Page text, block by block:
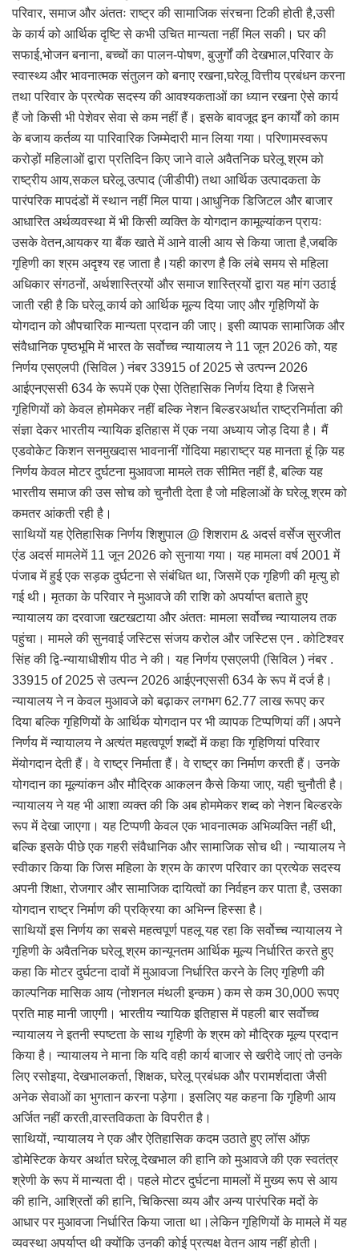
परिवार, समाज और अंततः राष्ट्र की सामाजिक संरचना टिकी होती है,उसी
के कार्य को आर्थिक दृष्टि से कभी उचित मान्यता नहीं मिल सकी। घर की
सफाई,भोजन बनाना, बच्चों का पालन-पोषण, बुजुर्गों की देखभाल,परिवार के
स्वास्थ्य और भावनात्मक संतुलन को बनाए रखना,घरेलू वित्तीय प्रबंधन करना
तथा परिवार के प्रत्येक सदस्य की आवश्यकताओं का ध्यान रखना ऐसे कार्य
हैं जो किसी भी पेशेवर सेवा से कम नहीं हैं। इसके बावजूद इन कार्यों को काम
के बजाय कर्तव्य या पारिवारिक जिम्मेदारी मान लिया गया। परिणामस्वरूप
करोड़ों महिलाओं द्वारा प्रतिदिन किए जाने वाले अवैतनिक घरेलू श्रम को
राष्ट्रीय आय,सकल घरेलू उत्पाद (जीडीपी) तथा आर्थिक उत्पादकता के
पारंपरिक मापदंडों में स्थान नहीं मिल पाया।आधुनिक डिजिटल और बाजार
आधारित अर्थव्यवस्था में भी किसी व्यक्ति के योगदान कामूल्यांकन प्रायः
उसके वेतन,आयकर या बैंक खाते में आने वाली आय से किया जाता है,जबकि
गृहिणी का श्रम अदृश्य रह जाता है।यही कारण है कि लंबे समय से महिला
अधिकार संगठनों, अर्थशास्त्रियों और समाज शास्त्रियों द्वारा यह मांग उठाई
जाती रही है कि घरेलू कार्य को आर्थिक मूल्य दिया जाए और गृहिणियों के
योगदान को औपचारिक मान्यता प्रदान की जाए। इसी व्यापक सामाजिक और
संवैधानिक पृष्ठभूमि में भारत के सर्वोच्च न्यायालय ने 11 जून 2026 को, यह
निर्णय एसएलपी (सिविल ) नंबर 33915 of 2025 से उत्पन्न 2026
आईएनएससी 634 के रूपमें एक ऐसा ऐतिहासिक निर्णय दिया है जिसने
गृहिणियों को केवल होममेकर नहीं बल्कि नेशन बिल्डरअर्थात राष्ट्रनिर्माता की
संज्ञा देकर भारतीय न्यायिक इतिहास में एक नया अध्याय जोड़ दिया है। मैं
एडवोकेट किशन सनमुखदास भावनानीं गोंदिया महाराष्ट्र यह मानता हूं क़ि यह
निर्णय केवल मोटर दुर्घटना मुआवजा मामले तक सीमित नहीं है, बल्कि यह
भारतीय समाज की उस सोच को चुनौती देता है जो महिलाओं के घरेलू श्रम को
कमतर आंकती रही है।
साथियों यह ऐतिहासिक निर्णय शिशुपाल @ शिशराम & अदर्स वर्सेज सुरजीत
एंड अदर्स मामलेमें 11 जून 2026 को सुनाया गया। यह मामला वर्ष 2001 में
पंजाब में हुई एक सड़क दुर्घटना से संबंधित था, जिसमें एक गृहिणी की मृत्यु हो
गई थी। मृतका के परिवार ने मुआवजे की राशि को अपर्याप्त बताते हुए
न्यायालय का दरवाजा खटखटाया और अंततः मामला सर्वोच्च न्यायालय तक
पहुंचा। मामले की सुनवाई जस्टिस संजय करोल और जस्टिस एन . कोटिश्वर
सिंह की द्वि-न्यायाधीशीय पीठ ने की। यह निर्णय एसएलपी (सिविल ) नंबर .
33915 of 2025 से उत्पन्न 2026 आईएनएससी 634 के रूप में दर्ज है।
न्यायालय ने न केवल मुआवजे को बढ़ाकर लगभग 62.77 लाख रूपए कर
दिया बल्कि गृहिणियों के आर्थिक योगदान पर भी व्यापक टिप्पणियां कीं।अपने
निर्णय में न्यायालय ने अत्यंत महत्वपूर्ण शब्दों में कहा कि गृहिणियां परिवार
मेंयोगदान देती हैं। वे राष्ट्र निर्माता हैं। वे राष्ट्र का निर्माण करती हैं। उनके
योगदान का मूल्यांकन और मौद्रिक आकलन कैसे किया जाए, यही चुनौती है।
न्यायालय ने यह भी आशा व्यक्त की कि अब होममेकर शब्द को नेशन बिल्डरके
रूप में देखा जाएगा। यह टिप्पणी केवल एक भावनात्मक अभिव्यक्ति नहीं थी,
बल्कि इसके पीछे एक गहरी संवैधानिक और सामाजिक सोच थी। न्यायालय ने
स्वीकार किया कि जिस महिला के श्रम के कारण परिवार का प्रत्येक सदस्य
अपनी शिक्षा, रोजगार और सामाजिक दायित्वों का निर्वहन कर पाता है, उसका
योगदान राष्ट्र निर्माण की प्रक्रिया का अभिन्न हिस्सा है।
साथियों इस निर्णय का सबसे महत्वपूर्ण पहलू यह रहा कि सर्वोच्च न्यायालय ने
गृहिणी के अवैतनिक घरेलू श्रम कान्यूनतम आर्थिक मूल्य निर्धारित करते हुए
कहा कि मोटर दुर्घटना दावों में मुआवजा निर्धारित करने के लिए गृहिणी की
काल्पनिक मासिक आय (नोशनल मंथली इन्कम ) कम से कम 30,000 रूपए
प्रति माह मानी जाएगी। भारतीय न्यायिक इतिहास में पहली बार सर्वोच्च
न्यायालय ने इतनी स्पष्टता के साथ गृहिणी के श्रम को मौद्रिक मूल्य प्रदान
किया है। न्यायालय ने माना कि यदि वही कार्य बाजार से खरीदे जाएं तो उनके
लिए रसोइया, देखभालकर्ता, शिक्षक, घरेलू प्रबंधक और परामर्शदाता जैसी
अनेक सेवाओं का भुगतान करना पड़ेगा। इसलिए यह कहना कि गृहिणी आय
अर्जित नहीं करती,वास्तविकता के विपरीत है।
साथियों, न्यायालय ने एक और ऐतिहासिक कदम उठाते हुए लॉस ऑफ़
डोमेस्टिक केयर अर्थात घरेलू देखभाल की हानि को मुआवजे की एक स्वतंत्र
श्रेणी के रूप में मान्यता दी। पहले मोटर दुर्घटना मामलों में मुख्य रूप से आय
की हानि, आश्रितों की हानि, चिकित्सा व्यय और अन्य पारंपरिक मदों के
आधार पर मुआवजा निर्धारित किया जाता था।लेकिन गृहिणियों के मामले में यह
व्यवस्था अपर्याप्त थी क्योंकि उनकी कोई प्रत्यक्ष वेतन आय नहीं होती।